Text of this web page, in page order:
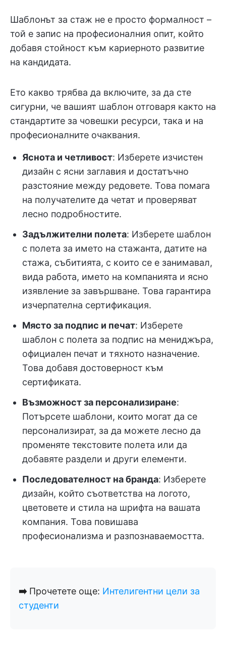
Шаблонът за стаж не е просто формалност –
той е запис на професионалния опит, който
добавя стойност към кариерното развитие
на кандидата.
Ето какво трябва да включите, за да сте
сигурни, че вашият шаблон отговаря както на
стандартите за човешки ресурси, така и на
професионалните очаквания.
Яснота и четливост: Изберете изчистен
дизайн с ясни заглавия и достатъчно
разстояние между редовете. Това помага
на получателите да четат и проверяват
лесно подробностите.
Задължителни полета: Изберете шаблон
с полета за името на стажанта, датите на
стажа, събитията, с които се е занимавал,
вида работа, името на компанията и ясно
изявление за завършване. Това гарантира
изчерпателна сертификация.
Място за подпис и печат: Изберете
шаблон с полета за подпис на мениджъра,
официален печат и тяхното назначение.
Това добавя достоверност към
сертификата.
Възможност за персонализиране:
Потърсете шаблони, които могат да се
персонализират, за да можете лесно да
променяте текстовите полета или да
добавяте раздели и други елементи.
Последователност на бранда: Изберете
дизайн, който съответства на логото,
цветовете и стила на шрифта на вашата
компания. Това повишава
професионализма и разпознаваемостта.
➡️Прочетете още: Интелигентни цели за
студенти